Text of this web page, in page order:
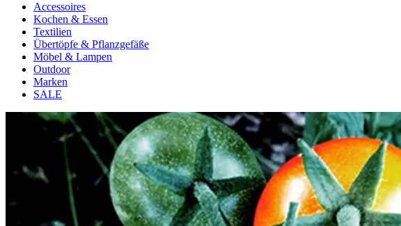
Accessoires
Kochen & Essen
Textilien
Übertöpfe & Pflanzgefäße
Möbel & Lampen
Outdoor
Marken
SALE